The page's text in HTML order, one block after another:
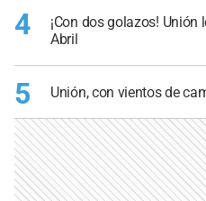
4
¡Con dos golazos!
Abril
5 Unión, con vientos de